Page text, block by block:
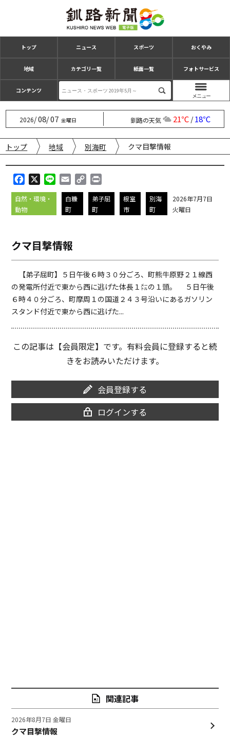
トップ ニュース スポーツ おくやみ
地域 カテゴリ一覧 紙面一覧 フォトサービス
コンテンツ
2026/08/07 金曜日 釧路の天気 21℃/18℃
トップ 地域 別海町 クマ目撃情報
a
c
e
o
k
i
e
m
a
i
o
y
k
r
i
n
自然・環境・
動物
白糠
町
弟子屈
町
根室
市
別海
町
2026年7月7日
火曜日
クマ目撃情報
【弟子屈町】５日午後６時３０分ごろ、町熊牛原野２１線西
の発電所付近で東から西に逃げた体長１㍍の１頭。 ５日午後
６時４０分ごろ、町摩周１の国道２４３号沿いにあるガソリン
スタンド付近で東から西に逃げた...
この記事は【会員限定】です。有料会員に登録すると続
きをお読みいただけます。
会員登録する
ログインする
関連記事
クマ目撃情報
2026年8月7日 金曜日